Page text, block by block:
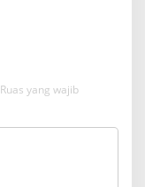
Ruas yang wajib